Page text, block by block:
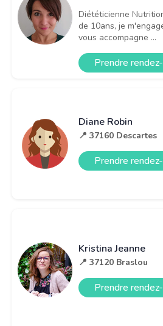
Diététicienne
de 10ans, je
vous accompagne ...
Prendre
Diane Robin
📍 37160 Descartes
Prendre
Kristina Jeanne
📍 37120 Braslou
Prendre